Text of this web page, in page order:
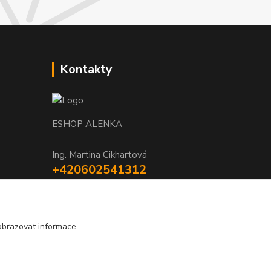
Kontakty
ESHOP ALENKA
Ing. Martina Cikhartová
+420602541312
informace